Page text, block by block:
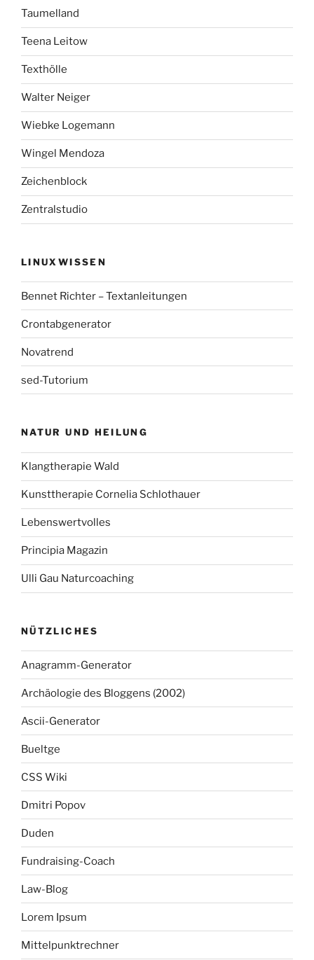
Taumelland
Teena Leitow
Texthölle
Walter Neiger
Wiebke Logemann
Wingel Mendoza
Zeichenblock
Zentralstudio
LINUXWISSEN
Bennet Richter – Textanleitungen
Crontabgenerator
Novatrend
sed-Tutorium
NATUR UND HEILUNG
Klangtherapie Wald
Kunsttherapie Cornelia Schlothauer
Lebenswertvolles
Principia Magazin
Ulli Gau Naturcoaching
NÜTZLICHES
Anagramm-Generator
Archäologie des Bloggens (2002)
Ascii-Generator
Bueltge
CSS Wiki
Dmitri Popov
Duden
Fundraising-Coach
Law-Blog
Lorem Ipsum
Mittelpunktrechner